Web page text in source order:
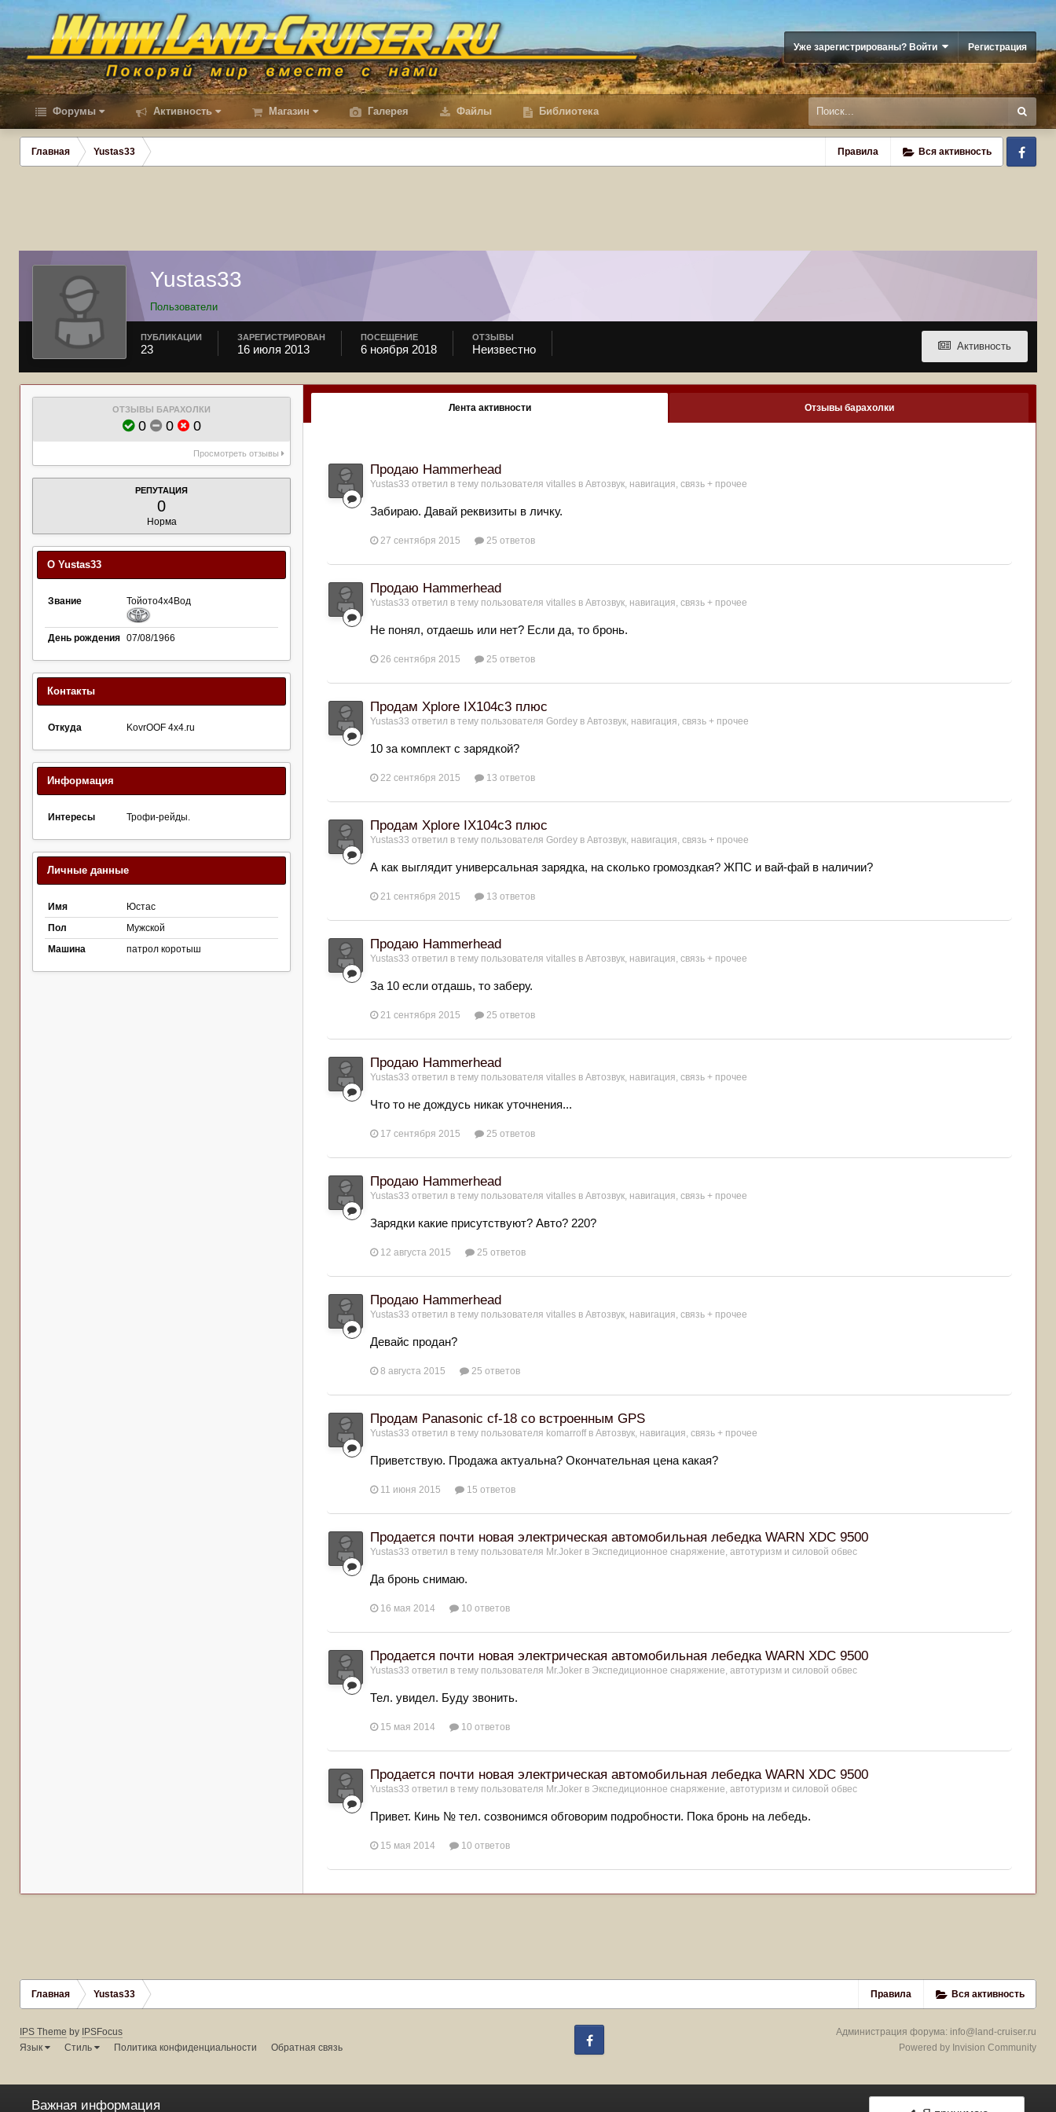
Уже зарегистрированы? Войти Регистрация
Форумы Активность Магазин Галерея Файлы Библиотека
Правила Вся активность
Главная Yustas33
Yustas33
Пользователи
Активность
ПУБЛИКАЦИИ
23
ЗАРЕГИСТРИРОВАН
16 июля 2013
ПОСЕЩЕНИЕ
6 ноября 2018
ОТЗЫВЫ
Неизвестно
ОТЗЫВЫ БАРАХОЛКИ
0 0 0
Просмотреть отзывы
РЕПУТАЦИЯ
0
Норма
О Yustas33
Звание Тойото4х4Вод
День рождения 07/08/1966
Контакты
Откуда KovrOOF 4x4.ru
Информация
Интересы Трофи-рейды.
Личные данные
Имя
Юстас
Пол
Мужской
Машина
патрол коротыш
Лента активности Отзывы барахолки
Продаю Hammerhead
Yustas33 ответил в тему пользователя vitalles в Автозвук, навигация, связь + прочее
Забираю. Давай реквизиты в личку.
27 сентября 2015 25 ответов
Продаю Hammerhead
Yustas33 ответил в тему пользователя vitalles в Автозвук, навигация, связь + прочее
Не понял, отдаешь или нет? Если да, то бронь.
26 сентября 2015 25 ответов
Продам Xplore IX104с3 плюс
Yustas33 ответил в тему пользователя Gordey в Автозвук, навигация, связь + прочее
10 за комплект с зарядкой?
22 сентября 2015 13 ответов
Продам Xplore IX104с3 плюс
Yustas33 ответил в тему пользователя Gordey в Автозвук, навигация, связь + прочее
А как выглядит универсальная зарядка, на сколько громоздкая? ЖПС и вай-фай в наличии?
21 сентября 2015 13 ответов
Продаю Hammerhead
Yustas33 ответил в тему пользователя vitalles в Автозвук, навигация, связь + прочее
За 10 если отдашь, то заберу.
21 сентября 2015 25 ответов
Продаю Hammerhead
Yustas33 ответил в тему пользователя vitalles в Автозвук, навигация, связь + прочее
Что то не дождусь никак уточнения...
17 сентября 2015 25 ответов
Продаю Hammerhead
Yustas33 ответил в тему пользователя vitalles в Автозвук, навигация, связь + прочее
Зарядки какие присутствуют? Авто? 220?
12 августа 2015 25 ответов
Продаю Hammerhead
Yustas33 ответил в тему пользователя vitalles в Автозвук, навигация, связь + прочее
Девайс продан?
8 августа 2015 25 ответов
Продам Panasonic cf-18 со встроенным GPS
Yustas33 ответил в тему пользователя komarroffв Автозвук, навигация, связь + прочее
Приветствую. Продажа актуальна? Окончательная цена какая?
11 июня 2015 15 ответов
Продается почти новая электрическая автомобильная лебедка WARN XDC 9500
Yustas33 ответил в тему пользователя Mr.Joker в Экспедиционное снаряжение, автотуризм и силовой обвес
Да бронь снимаю.
16 мая 2014 10 ответов
Продается почти новая электрическая автомобильная лебедка WARN XDC 9500
Yustas33 ответил в тему пользователя Mr.Joker в Экспедиционное снаряжение, автотуризм и силовой обвес
Тел. увидел. Буду звонить.
15 мая 2014 10 ответов
Продается почти новая электрическая автомобильная лебедка WARN XDC 9500
Yustas33 ответил в тему пользователя Mr.Joker в Экспедиционное снаряжение, автотуризм и силовой обвес
Привет. Кинь № тел. созвонимся обговорим подробности. Пока бронь на лебедь.
15 мая 2014 10 ответов
Правила Вся активность
Главная Yustas33
IPS Theme by IPSFocus
Язык
Стиль Политика конфиденциальности Обратная связь
Администрация форума: info@land-cruiser.ru
Powered by Invision Community
Важная информация